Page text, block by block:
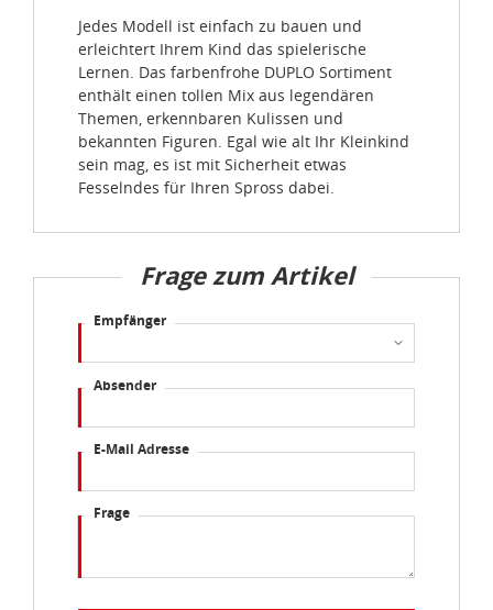
idee+spiel Betriebs-GmbH
Datenschutzbestimmungenund Impressum
Jedes Modell ist einfach zu bauen und
erleichtert Ihrem Kind das spielerische
Lernen. Das farbenfrohe DUPLO Sortiment
enthält einen tollen Mix aus legendären
Themen, erkennbaren Kulissen und
bekannten Figuren. Egal wie alt Ihr Kleinkind
sein mag, es ist mit Sicherheit etwas
Fesselndes für Ihren Spross dabei.
Frage zum Artikel
Empfänger
Absender
E-Mail Adresse
Frage